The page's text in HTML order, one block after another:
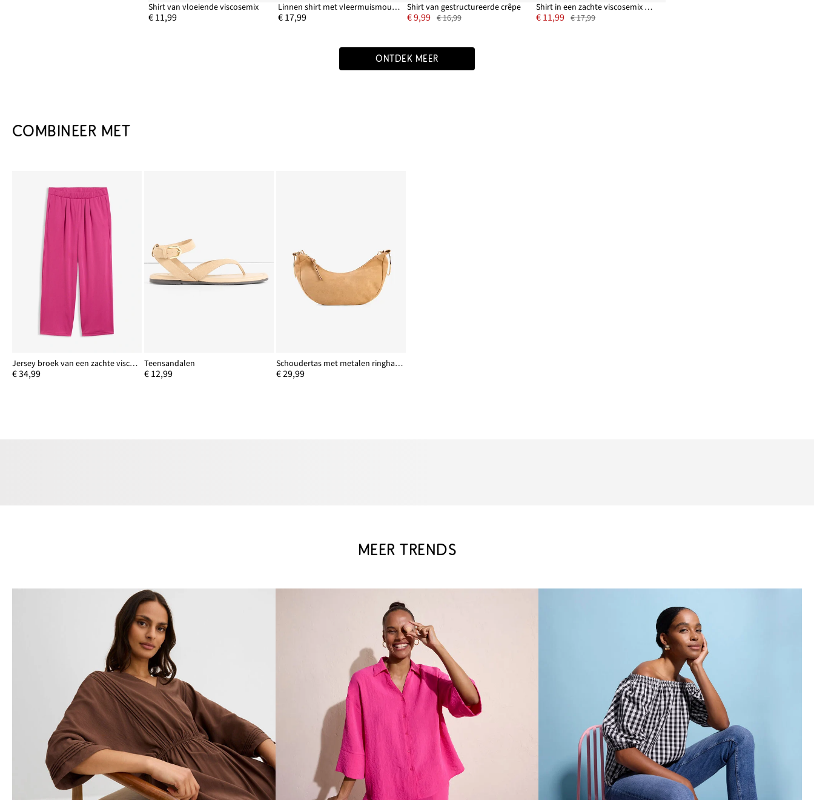
Shirt van vloeiende viscosemix
€ 11,99
Linnen shirt met vleermuismouwen
€ 17,99
Shirt van gestructureerde crêpe
€ 9,99 € 16,99
Shirt in een zachte viscosemix met kanten inzet
€ 11,99 € 17,99
ONTDEK MEER
COMBINEER MET
Jersey broek van een zachte viscosemix
€ 34,99
Teensandalen
€ 12,99
Schoudertas met metalen ringhandvatten
€ 29,99
MEER TRENDS